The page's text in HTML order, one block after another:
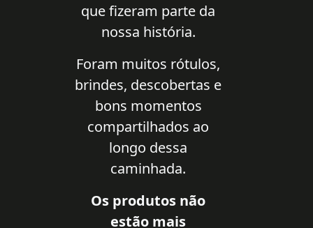
que fizeram parte da
nossa história.
Foram muitos rótulos,
brindes, descobertas e
bons momentos
compartilhados ao
longo dessa
caminhada.
Os produtos não
estão mais